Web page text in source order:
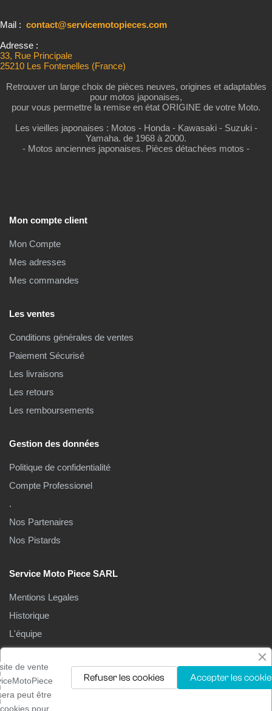
Mail : contact@servicemotopieces.com
Adresse :
33, Rue Principale
25210 Les Fontenelles (France)
Retrouver un large choix de pièces neuves, origines et adaptables
pour motos japonaises,
pour vous permettre la remise en état ORIGINE de votre Moto.
Les vieilles japonaises : Motos - Honda - Kawasaki - Suzuki -
Yamaha. de 1968 à 2000.
- Motos anciennes japonaises. Pièces détachées motos -
Mon compte client
Mon Compte
Mes adresses
Mes commandes
Les ventes
Conditions générales de ventes
Paiement Sécurisé
Les livraisons
Les retours
Les remboursements
Gestion des données
Politique de confidentialité
Compte Professionel
.
Nos Partenaires
Nos Pistards
Service Moto Piece SARL
Mentions Legales
Historique
L'équipe
de vente
peut être
pour
Accepter les
Refuser les cookies